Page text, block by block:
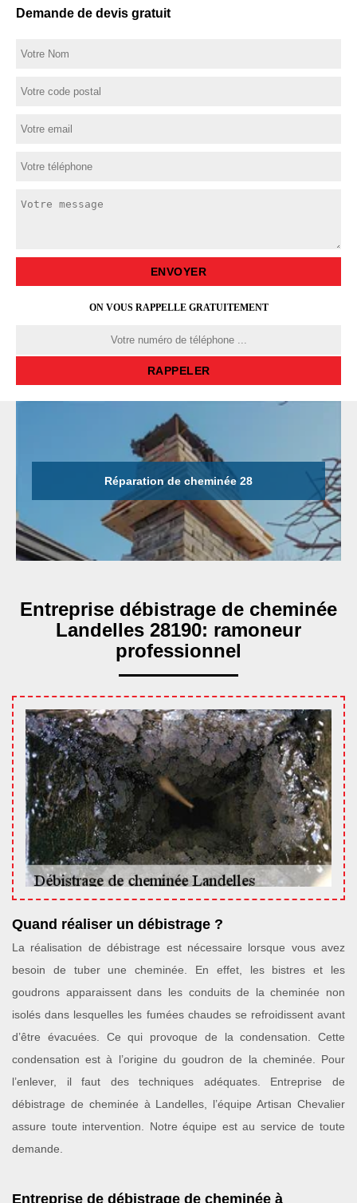
Demande de devis gratuit
ON VOUS RAPPELLE GRATUITEMENT
Réparation de cheminée 28
Entreprise débistrage de cheminée
Landelles 28190: ramoneur
professionnel
Quand réaliser un débistrage ?
La réalisation de débistrage est nécessaire lorsque vous avez
besoin de tuber une cheminée. En effet, les bistres et les
goudrons apparaissent dans les conduits de la cheminée non
isolés dans lesquelles les fumées chaudes se refroidissent avant
d’être évacuées. Ce qui provoque de la condensation. Cette
condensation est à l’origine du goudron de la cheminée. Pour
l’enlever, il faut des techniques adéquates. Entreprise de
débistrage de cheminée à Landelles, l’équipe Artisan Chevalier
assure toute intervention. Notre équipe est au service de toute
demande.
Entreprise de débistrage de cheminée à